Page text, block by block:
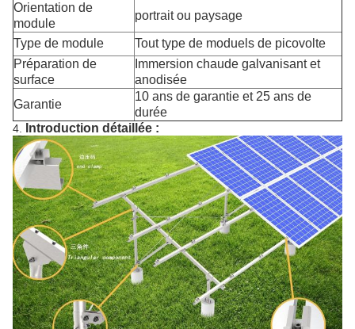
Orientation de
module
portrait ou paysage
Type de module
Tout type de moduels de picovolte
Préparation de
surface
Immersion chaude galvanisant et
anodisée
Garantie
10 ans de garantie et 25 ans de
durée
4. Introduction détaillée :